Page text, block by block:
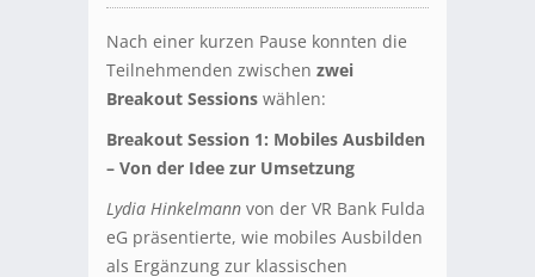
Nach einer kurzen Pause konnten die
Teilnehmenden zwischen zwei
Breakout Sessions wählen:
Breakout Session 1: Mobiles Ausbilden
– Von der Idee zur Umsetzung
Lydia Hinkelmann von der VR Bank Fulda
eG präsentierte, wie mobiles Ausbilden
als Ergänzung zur klassischen